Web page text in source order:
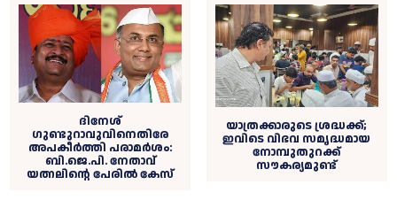
ദിനേശ്
ഗുണ്ടുറാവുവിനെതിരേ
അപകീർത്തി പരാമർശം:
ബി.ജെ.പി. നേതാവ്
യത്നലിന്റെ പേരിൽ കേസ്
യാത്രക്കാരുടെ ശ്രദ്ധക്ക്;
ഇവിടെ വിഭവ സമൃദ്ധമായ
നോമ്പുതുറക്ക്
സൗകര്യമുണ്ട്